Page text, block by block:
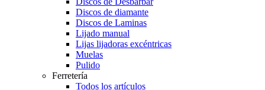
Discos de diamante
Discos de Laminas
Lijado manual
Lijas lijadoras excéntricas
Muelas
Pulido
Ferretería
Todos los artículos